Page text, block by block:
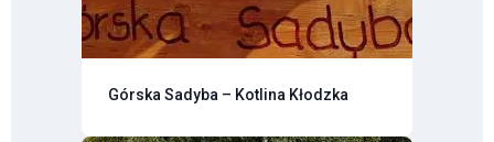
Górska Sadyba – Kotlina Kłodzka